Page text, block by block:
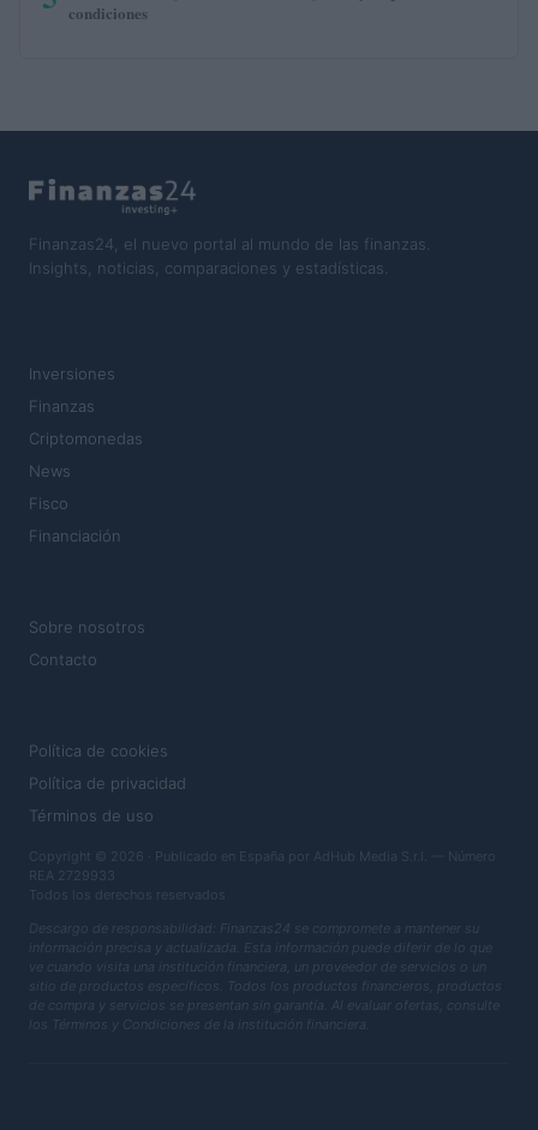
condiciones
Finanzas24, el nuevo portal al mundo de las finanzas.
Insights, noticias, comparaciones y estadísticas.
Inversiones
Finanzas
Criptomonedas
News
Fisco
Financiación
Sobre nosotros
Contacto
Política de cookies
Política de privacidad
Términos de uso
Copyright © 2026 · Publicado en España por AdHub Media S.r.l. — Número
REA 2729933
Todos los derechos reservados
Descargo de responsabilidad: Finanzas24 se compromete a mantener su
información precisa y actualizada. Esta información puede diferir de lo que
ve cuando visita una institución financiera, un proveedor de servicios o un
sitio de productos específicos. Todos los productos financieros, productos
de compra y servicios se presentan sin garantía. Al evaluar ofertas, consulte
los Términos y Condiciones de la institución financiera.